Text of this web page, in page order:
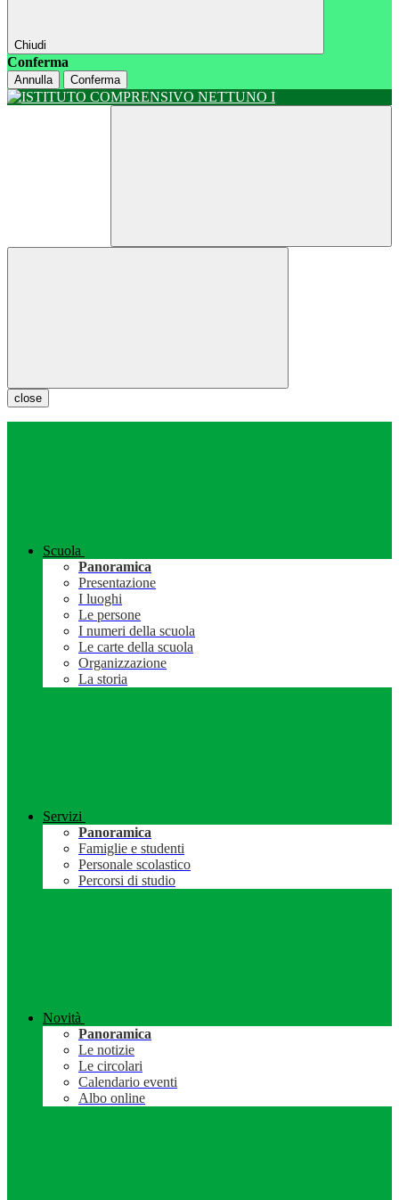
Chiudi
Conferma
Annulla Conferma
close
Scuola
Panoramica
Presentazione
I luoghi
Le persone
I numeri della scuola
Le carte della scuola
Organizzazione
La storia
Servizi
Panoramica
Famiglie e studenti
Personale scolastico
Percorsi di studio
Novità
Panoramica
Le notizie
Le circolari
Calendario eventi
Albo online